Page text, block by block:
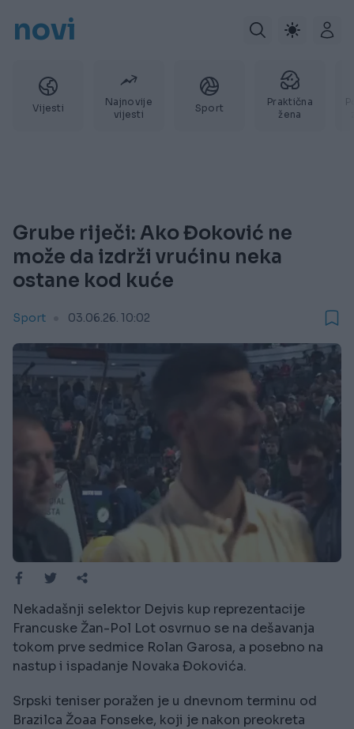
novi
Vijesti
Najnovije
vijesti
Sport
Praktična
žena
Grube riječi: Ako Đoković ne
može da izdrži vrućinu neka
ostane kod kuće
Sport 03.06.26. 10:02
Nekadašnji selektor Dejvis kup reprezentacije
Francuske Žan-Pol Lot osvrnuo se na dešavanja
tokom prve sedmice Rolan Garosa, a posebno na
nastup i ispadanje Novaka Đokovića.
Srpski teniser poražen je u dnevnom terminu od
Brazilca Žoaa Fonseke, koji je nakon preokreta